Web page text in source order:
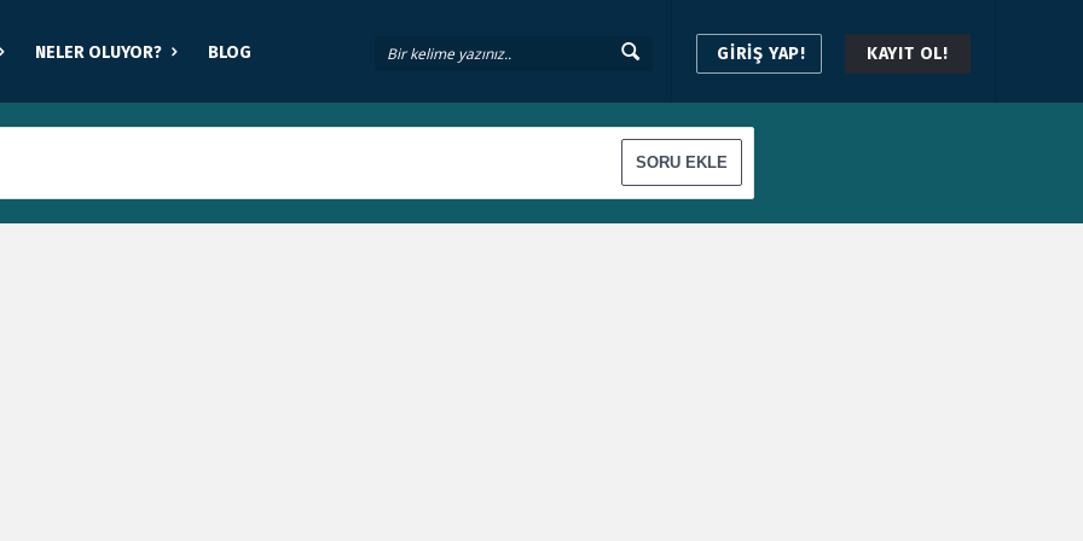
GİRİŞ YAP! KAYIT OL!
NELER OLUYOR? BLOG